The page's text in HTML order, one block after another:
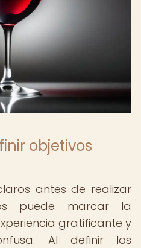
objetivos
antes de realizar
puede marcar la
gratificante y
Al definir los